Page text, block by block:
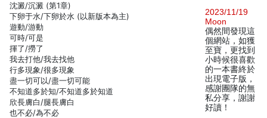
沈澱/沉澱 (第1章)
下卵于水/下卵於水 (以新版本為主)
遊動/游動
可時/可是
揮了/撈了
我去打他/我去找他
行多現象/很多現象
盡一切可以/盡一切可能
不知道多於知/不知道多於知道
欣長膚白/腿長膚白
也不必/為不必
2023/11/19
Moon
偶然間發現這
個網站，如獲
至寶，更找到
小時候很喜歡
的一本書終於
出現電子版，
感謝團隊的無
私分享，謝謝
好讀！